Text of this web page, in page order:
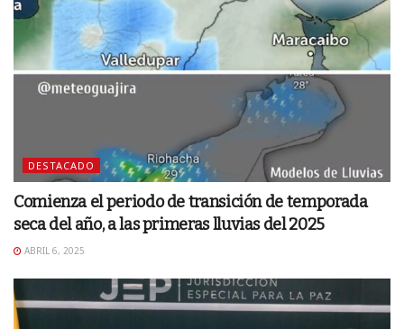
DESTACADO
Comienza el periodo de transición de temporada
seca del año, a las primeras lluvias del 2025
ABRIL 6, 2025